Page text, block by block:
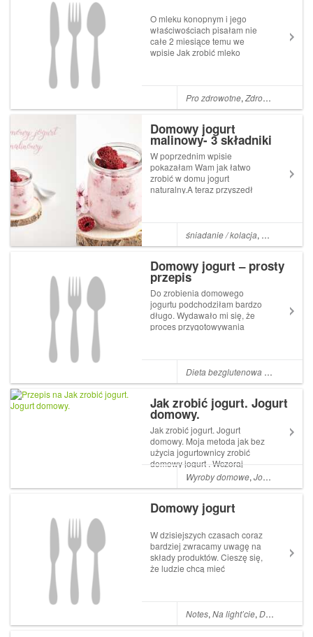
O mleku konopnym i jego
właściwościach pisałam nie
całe 2 miesiące temu we
wpisie Jak zrobić mleko
kolejny level przygotujemy
domowy jogurt. Będzie to
Pro zdrowotne,Zdrowe nawyki
Domowy jogurt
malinowy- 3 składniki
W poprzednim wpisie
pokazałam Wam jak łatwo
zrobić w domu jogurt
naturalny.A teraz przyszedł
śniadanie / kolacja, Domowe
Domowy jogurt – prosty
przepis
Do zrobienia domowego
jogurtu podchodziłam bardzo
długo. Wydawało mi się, że
proces przygotowywania
jogurtom. Jakże się myliłam!
Domowy jogurt naturalny robi
Dieta bezglutenowa przepisy
Jak zrobić jogurt. Jogurt
domowy.
Jak zrobić jogurt. Jogurt
domowy. Moja metoda jak bez
użycia jogurtownicy zrobić
domowy jogurt . Wczoraj
nastawiłam, a dzisiaj jem na
śniadanie domowy jogurt.
w tygodniu. Nie kupuję za
każdym razem nowego
jogurtu jako start...
Wyroby domowe,Jogurt
Domowy jogurt
W dzisiejszych czasach coraz
bardziej zwracamy uwagę na
składy produktów. Cieszę się,
że ludzie chcą mieć
produkty, jogurty, gotowe
dania itp. Wychodząc na
Notes,Na light’cie,Dania dla Dzieci